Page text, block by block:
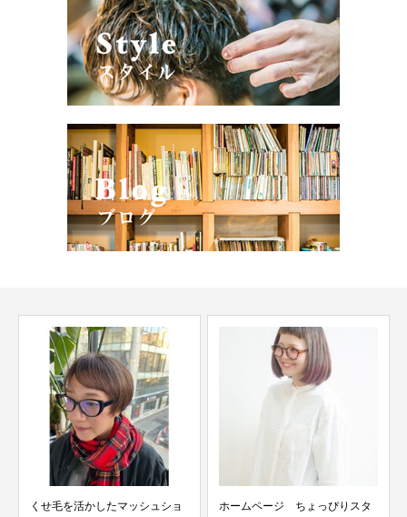
活かしたマッシュショ
ホームページ ちょっぴりスタ